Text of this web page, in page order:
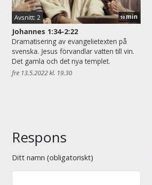
Avsnitt: 2 10min
Johannes 1:34-2:22
Dramatisering av evangelietexten på
svenska. Jesus förvandlar vatten till vin.
Det gamla och det nya templet.
fre 13.5.2022 kl. 19.30
Respons
Ditt namn (obligatoriskt)